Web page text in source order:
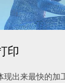
印
出来最快的加